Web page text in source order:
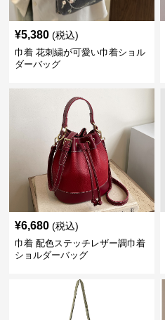
¥5,380 (税込)
巾着 花刺繍が可愛い巾着ショル
ダーバッグ
¥6,680 (税込)
巾着 配色ステッチレザー調巾着
ショルダーバッグ